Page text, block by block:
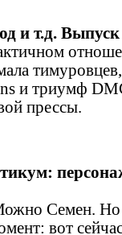
и т.д. Выпуск
и триумф
прессы.
Семен.
вот